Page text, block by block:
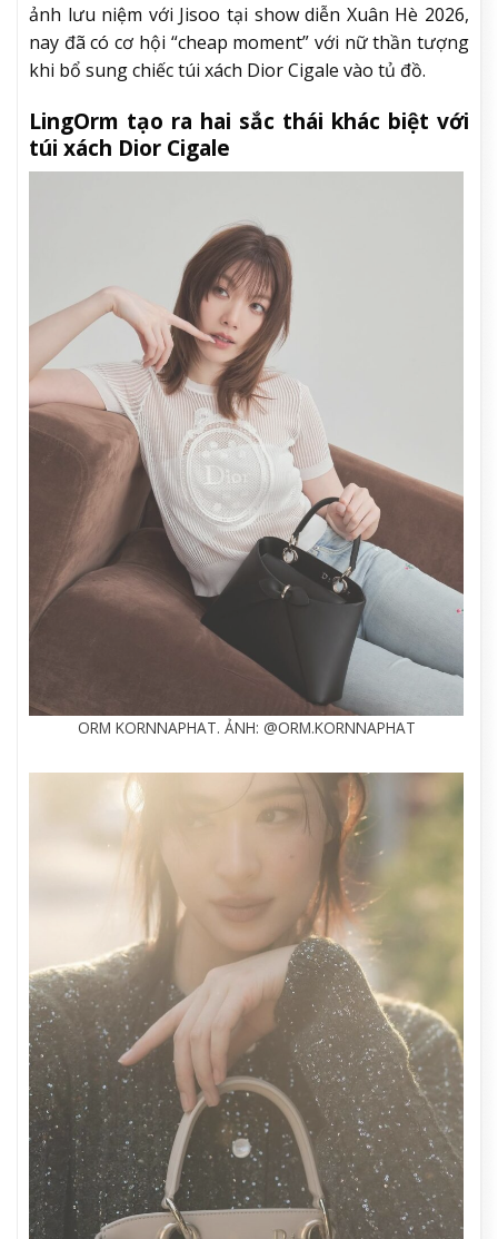
ảnh lưu niệm với Jisoo tại show diễn Xuân Hè 2026,
nay đã có cơ hội “cheap moment” với nữ thần tượng
khi bổ sung chiếc túi xách Dior Cigale vào tủ đồ.
LingOrm tạo ra hai sắc thái khác biệt với
túi xách Dior Cigale
ORM KORNNAPHAT. ẢNH: @ORM.KORNNAPHAT